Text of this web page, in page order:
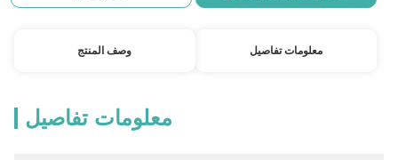
معلومات تفاصيل وصف المنتج
معلومات تفاصيل